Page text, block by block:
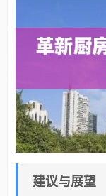
建议与展望